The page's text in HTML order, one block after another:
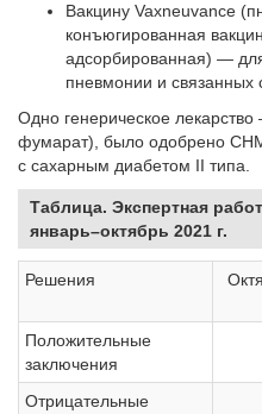
Вакцину Vaxneuvance
конъюгированная
адсорбированная) —
пневмонии и связанных
Одно генерическое
фумарат), было одобрено
с сахарным диабетом II типа.
Таблица. Экспертная
январь–октябрь 2021 г.
Решения
Положительные
заключения
Отрицательные